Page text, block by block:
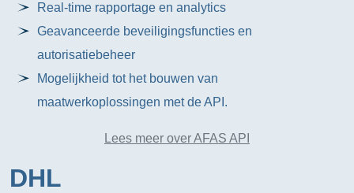
Real-time rapportage en analytics
Geavanceerde beveiligingsfuncties en
autorisatiebeheer
Mogelijkheid tot het bouwen van
maatwerkoplossingen met de API.
Lees meer over AFAS API
DHL